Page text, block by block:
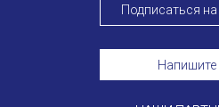
XVI КОНГРЕСС
РУССКИЙ ЯЗЫК
Подписаться
Напишите